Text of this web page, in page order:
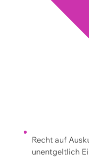
Recht auf
unentgeltlich